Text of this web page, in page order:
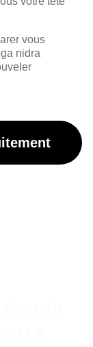
vous
nidra